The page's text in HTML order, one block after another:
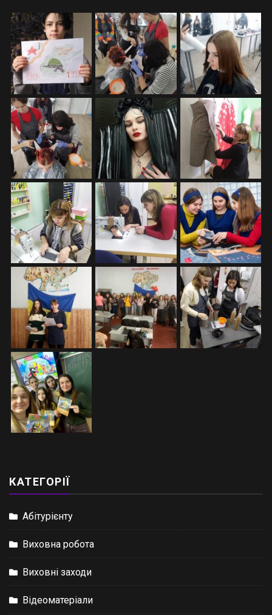
КАТЕГОРІЇ
Абітурієнту
Виховна робота
Виховні заходи
Відеоматеріали